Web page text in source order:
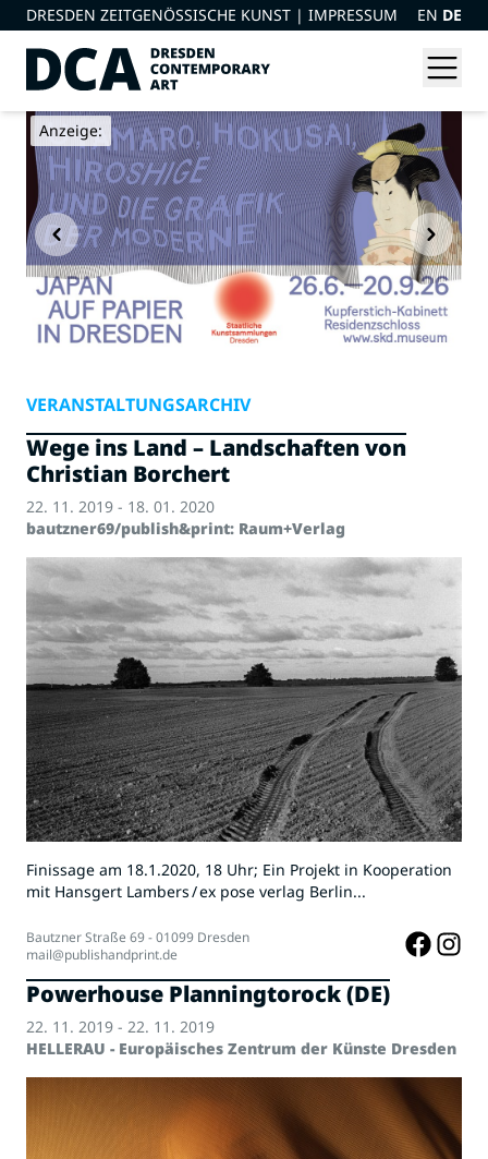
DRESDEN ZEITGENÖSSISCHE KUNST | IMPRESSUM EN DE
Anzeige:
VERANSTALTUNGSARCHIV
Wege ins Land – Landschaften von
Christian Borchert
22. 11. 2019 - 18. 01. 2020
bautzner69/publish&print: Raum+Verlag
Finissage am 18.1.2020, 18 Uhr; Ein Projekt in Kooperation
mit Hansgert Lambers / ex pose verlag Berlin...
Bautzner Straße 69 - 01099 Dresden
mail@publishandprint.de
Powerhouse Planningtorock (DE)
22. 11. 2019 - 22. 11. 2019
HELLERAU - Europäisches Zentrum der Künste Dresden